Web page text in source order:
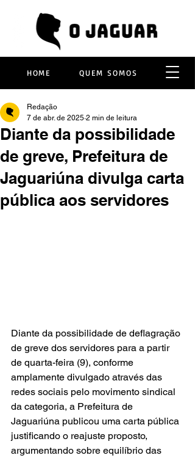
HOME QUEM SOMOS
Diante da possibilidade
de greve, Prefeitura de
Jaguariúna divulga carta
pública aos servidores
Redação
7 de abr. de 2025 2 min de leitura
Diante da possibilidade de deflagração
de greve dos servidores para a partir
de quarta-feira (9), conforme
amplamente divulgado através das
redes sociais pelo movimento sindical
da categoria, a Prefeitura de
Jaguariúna publicou uma carta pública
justificando o reajuste proposto,
argumentando sobre equilíbrio das